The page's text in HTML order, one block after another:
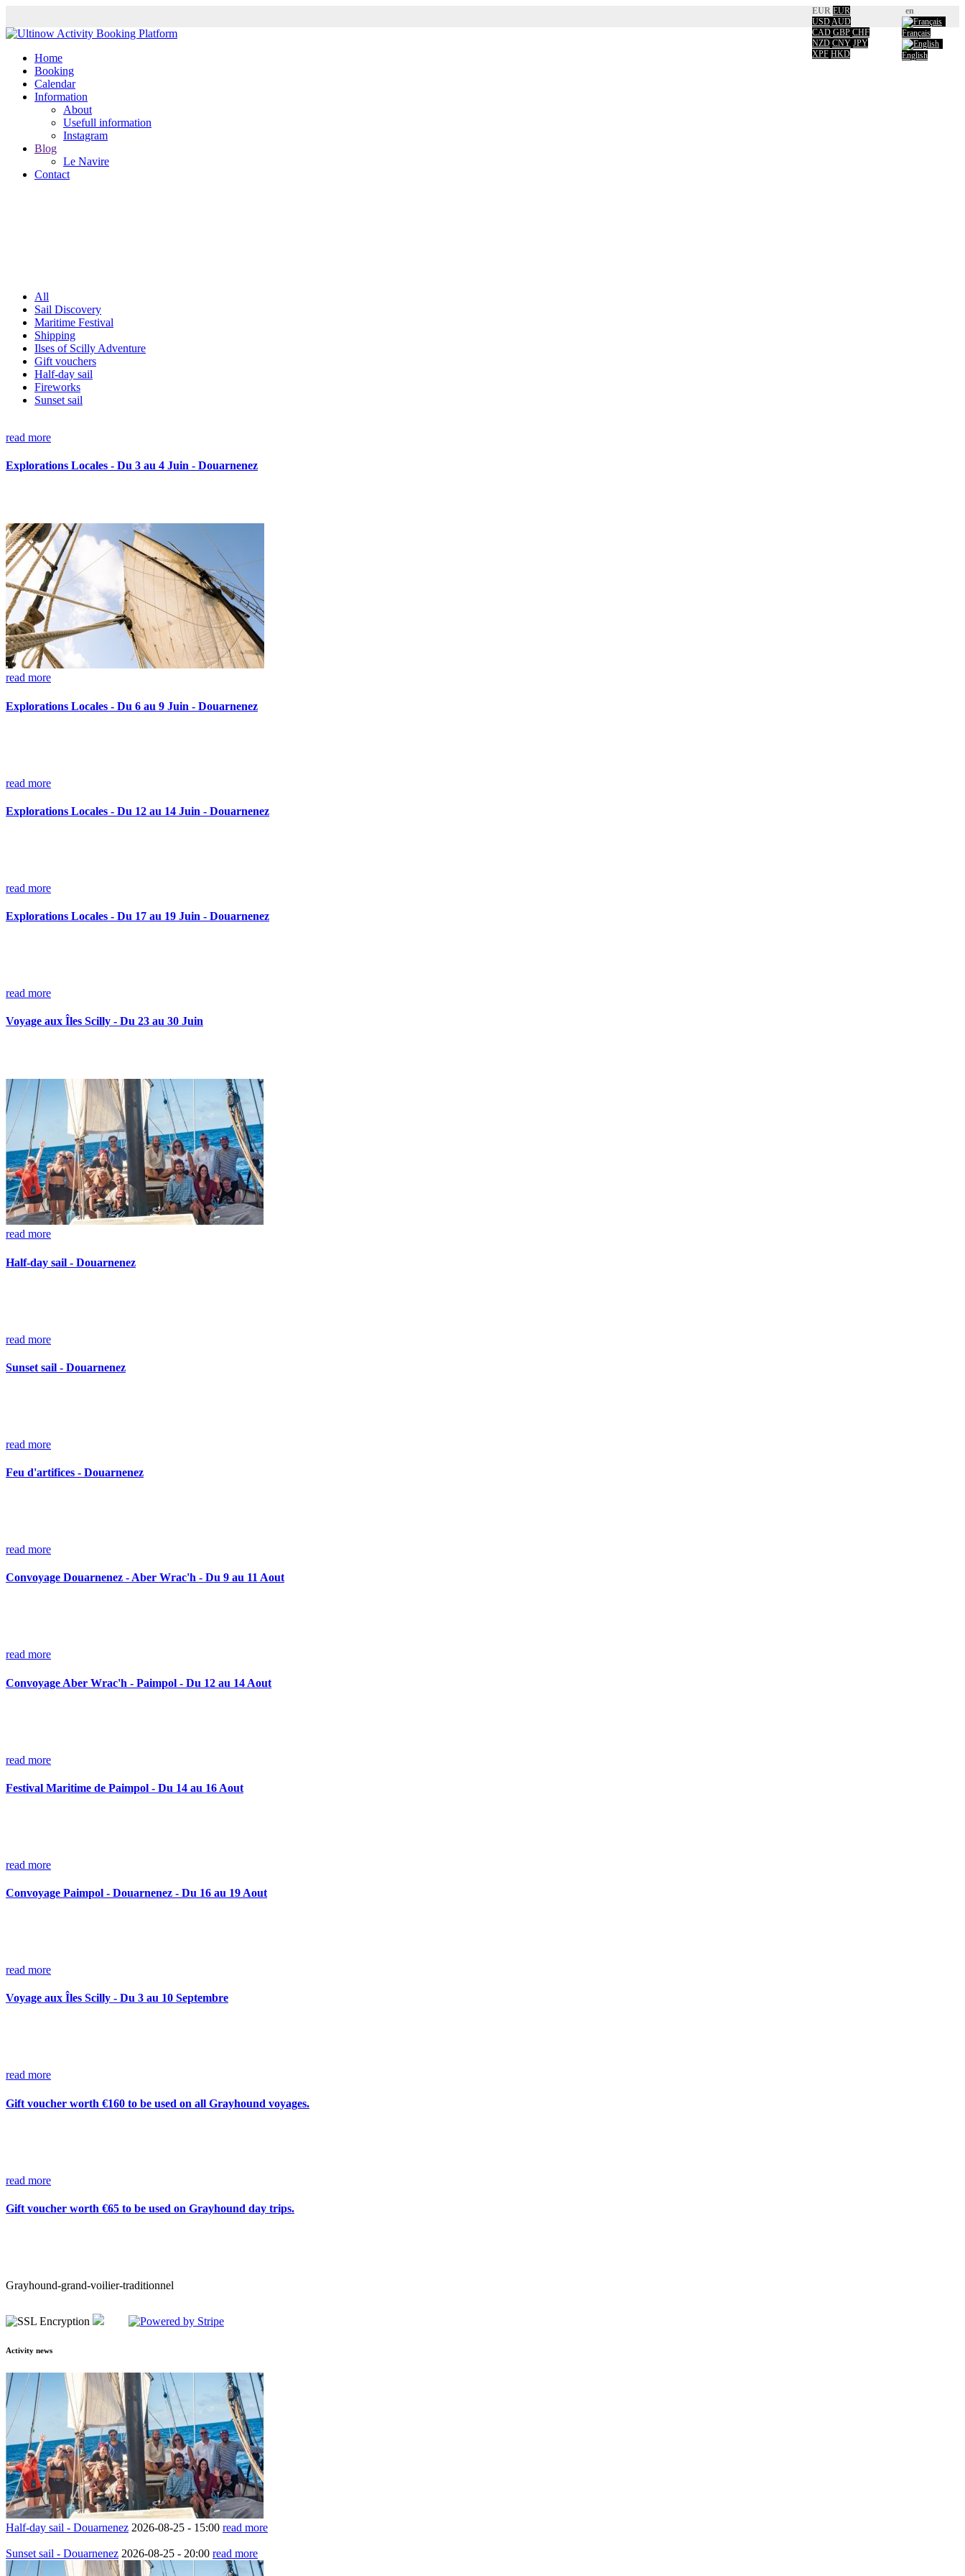
en
Français
English
EUR EUR
USDAUD
CAD GBP CHF
NZD CNY JPY
XPF HKD
Home
Booking
Calendar
Information
About
Usefull information
Instagram
Blog
Le Navire
Contact
All
Sail Discovery
Maritime Festival
Shipping
Ilses of Scilly Adventure
Gift vouchers
Half-day sail
Fireworks
Sunset sail
read more
Explorations Locales - Du 3 au 4 Juin - Douarnenez
read more
Explorations Locales - Du 6 au 9 Juin - Douarnenez
read more
Explorations Locales - Du 12 au 14 Juin - Douarnenez
read more
Explorations Locales - Du 17 au 19 Juin - Douarnenez
read more
Voyage aux Îles Scilly - Du 23 au 30 Juin
read more
Half-day sail - Douarnenez
read more
Sunset sail - Douarnenez
read more
Feu d'artifices - Douarnenez
read more
Convoyage Douarnenez - Aber Wrac'h - Du 9 au 11 Aout
read more
Convoyage Aber Wrac'h - Paimpol - Du 12 au 14 Aout
read more
Festival Maritime de Paimpol - Du 14 au 16 Aout
read more
Convoyage Paimpol - Douarnenez - Du 16 au 19 Aout
read more
Voyage aux Îles Scilly - Du 3 au 10 Septembre
read more
Gift voucher worth €160 to be used on all Grayhound voyages.
read more
Gift voucher worth €65 to be used on Grayhound day trips.
Grayhound-grand-voilier-traditionnel
Activity news
Half-day sail - Douarnenez 2026-08-25 - 15:00 read more
Sunset sail - Douarnenez 2026-08-25 - 20:00 read more